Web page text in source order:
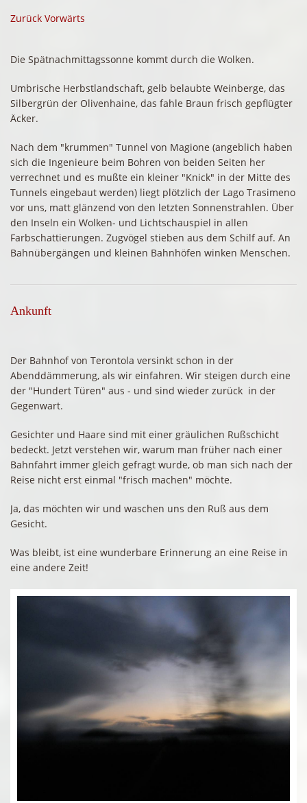
Zurück Vorwärts
Die Spätnachmittagssonne kommt durch die Wolken.
Umbrische Herbstlandschaft, gelb belaubte Weinberge, das
Silbergrün der Olivenhaine, das fahle Braun frisch gepflügter
Äcker.
Nach dem "krummen" Tunnel von Magione (angeblich haben
sich die Ingenieure beim Bohren von beiden Seiten her
verrechnet und es mußte ein kleiner "Knick" in der Mitte des
Tunnels eingebaut werden) liegt plötzlich der Lago Trasimeno
vor uns, matt glänzend von den letzten Sonnenstrahlen. Über
den Inseln ein Wolken- und Lichtschauspiel in allen
Farbschattierungen. Zugvögel stieben aus dem Schilf auf. An
Bahnübergängen und kleinen Bahnhöfen winken Menschen.
Ankunft
Der Bahnhof von Terontola versinkt schon in der
Abenddämmerung, als wir einfahren. Wir steigen durch eine
der "Hundert Türen" aus - und sind wieder zurück in der
Gegenwart.
Gesichter und Haare sind mit einer gräulichen Rußschicht
bedeckt. Jetzt verstehen wir, warum man früher nach einer
Bahnfahrt immer gleich gefragt wurde, ob man sich nach der
Reise nicht erst einmal "frisch machen" möchte.
Ja, das möchten wir und waschen uns den Ruß aus dem
Gesicht.
Was bleibt, ist eine wunderbare Erinnerung an eine Reise in
eine andere Zeit!